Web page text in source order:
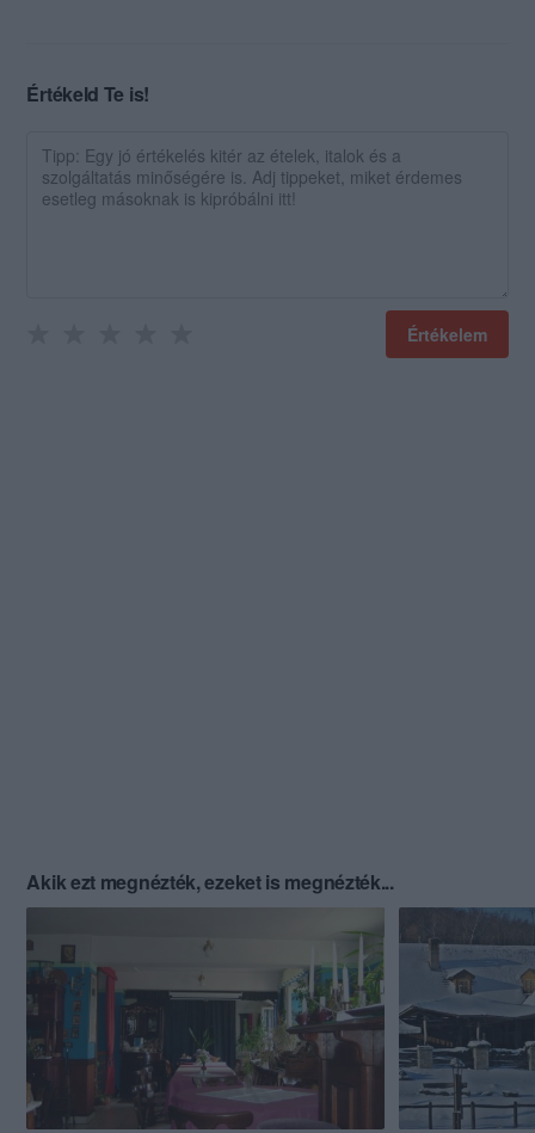
Értékeld Te is!
Értékelem
Akik ezt megnézték, ezeket is megnézték...